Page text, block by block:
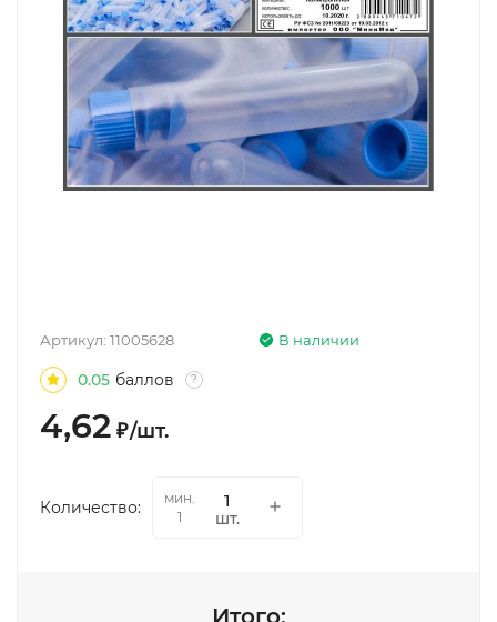
В наличии
Артикул: 11005628
0.05 баллов ?
4,62 ₽/шт.
Количество:
мин.
1
шт.
Итого: